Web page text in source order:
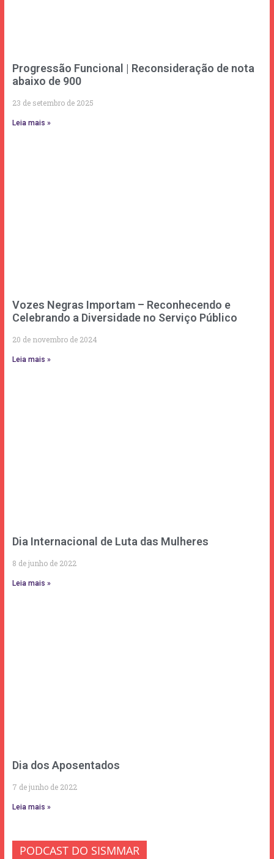
Progressão Funcional | Reconsideração de nota
abaixo de 900
23 de setembro de 2025
Leia mais »
Vozes Negras Importam – Reconhecendo e
Celebrando a Diversidade no Serviço Público
20 de novembro de 2024
Leia mais »
Dia Internacional de Luta das Mulheres
8 de junho de 2022
Leia mais »
Dia dos Aposentados
7 de junho de 2022
Leia mais »
PODCAST DO SISMMAR